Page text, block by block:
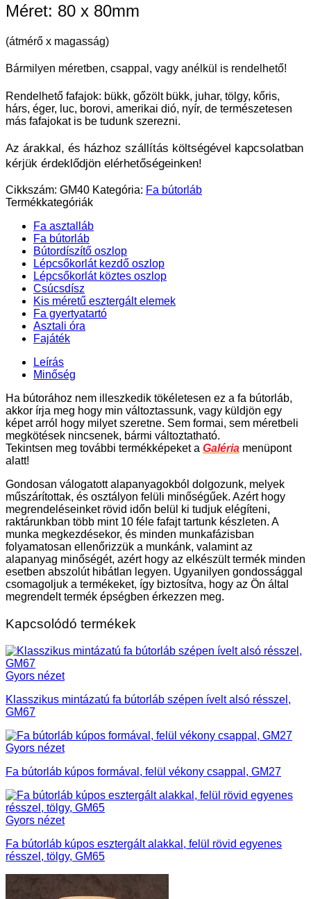
Méret: 80 x 80mm
(átmérő x magasság)
Bármilyen méretben, csappal, vagy anélkül is rendelhető!
Rendelhető fafajok: bükk, gőzölt bükk, juhar, tölgy, kőris,
hárs, éger, luc, borovi, amerikai dió, nyír, de természetesen
más fafajokat is be tudunk szerezni.
Az árakkal, és házhoz szállítás költségével kapcsolatban
kérjük érdeklődjön elérhetőségeinken!
Cikkszám: GM40 Kategória: Fa bútorláb
Termékkategóriák
Fa asztalláb
Fa bútorláb
Bútordíszítő oszlop
Lépcsőkorlát kezdő oszlop
Lépcsőkorlát köztes oszlop
Csúcsdísz
Kis méretű esztergált elemek
Fa gyertyatartó
Asztali óra
Fajáték
Leírás
Minőség
Ha bútorához nem illeszkedik tökéletesen ez a fa bútorláb,
akkor írja meg hogy min változtassunk, vagy küldjön egy
képet arról hogy milyet szeretne. Sem formai, sem méretbeli
megkötések nincsenek, bármi változtatható.
Tekintsen meg további termékképeket a Galéria menüpont
alatt!
Gondosan válogatott alapanyagokból dolgozunk, melyek
műszárítottak, és osztályon felüli minőségűek. Azért hogy
megrendeléseinket rövid időn belül ki tudjuk elégíteni,
raktárunkban több mint 10 féle fafajt tartunk készleten. A
munka megkezdésekor, és minden munkafázisban
folyamatosan ellenőrizzük a munkánk, valamint az
alapanyag minőségét, azért hogy az elkészült termék minden
esetben abszolút hibátlan legyen. Ugyanilyen gondossággal
csomagoljuk a termékeket, így biztosítva, hogy az Ön által
megrendelt termék épségben érkezzen meg.
Kapcsolódó termékek
Gyors nézet
Klasszikus mintázatú fa bútorláb szépen ívelt alsó résszel,
GM67
Gyors nézet
Fa bútorláb kúpos formával, felül vékony csappal, GM27
Gyors nézet
Fa bútorláb kúpos esztergált alakkal, felül rövid egyenes
résszel, tölgy, GM65